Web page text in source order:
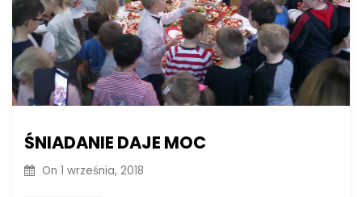
ŚNIADANIE DAJE MOC
On 1 września, 2018